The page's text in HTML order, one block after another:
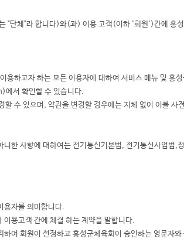
단체"라 합니다)와(과) 이용 고객(이하 '회원')간에 홍
하고자 하는 모든 이용자에 대하여 서비스 메뉴 및 홍
서 확인할 수 있습니다.
수 있으며, 약관을 변경할 경우에는 지체 없이 이를 사
한 사항에 대하여는 전기통신기본법, 전기통신사업법,
용자를 의미합니다.
용고객 간에 체결 하는 계약을 말합니다.
여 회원이 선정하고 홍성군체육회이 승인하는 영문자와